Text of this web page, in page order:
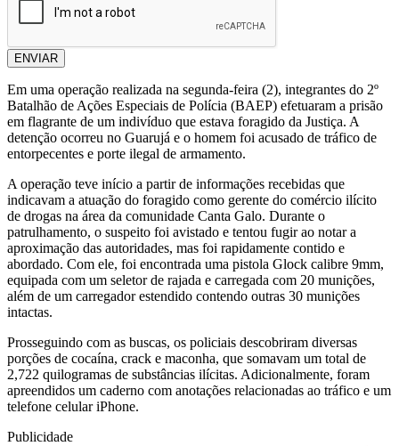
ENVIAR
Em uma operação realizada na segunda-feira (2), integrantes do 2º
Batalhão de Ações Especiais de Polícia (BAEP) efetuaram a prisão
em flagrante de um indivíduo que estava foragido da Justiça. A
detenção ocorreu no Guarujá e o homem foi acusado de tráfico de
entorpecentes e porte ilegal de armamento.
A operação teve início a partir de informações recebidas que
indicavam a atuação do foragido como gerente do comércio ilícito
de drogas na área da comunidade Canta Galo. Durante o
patrulhamento, o suspeito foi avistado e tentou fugir ao notar a
aproximação das autoridades, mas foi rapidamente contido e
abordado. Com ele, foi encontrada uma pistola Glock calibre 9mm,
equipada com um seletor de rajada e carregada com 20 munições,
além de um carregador estendido contendo outras 30 munições
intactas.
Prosseguindo com as buscas, os policiais descobriram diversas
porções de cocaína, crack e maconha, que somavam um total de
2,722 quilogramas de substâncias ilícitas. Adicionalmente, foram
apreendidos um caderno com anotações relacionadas ao tráfico e um
telefone celular iPhone.
Publicidade